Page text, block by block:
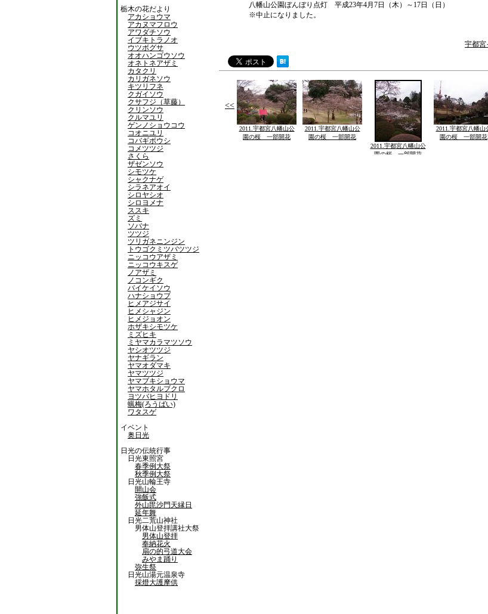
栃木の花だより
アカショウマ
アカヌマフロウ
アワダチソウ
イブキトラノオ
ウツボグサ
オオハンゴウソウ
オネトネアザミ
カタクリ
カリガネソウ
キツリフネ
クガイソウ
クサフジ（草藤）
クリンソウ
クルマユリ
ゲンノショウコウ
コオニユリ
コバギボウシ
コメツツジ
さくら
ザゼンソウ
シモツケ
シャクナゲ
シラネアオイ
シロヤシオ
シロヨメナ
ススキ
ズミ
ソバナ
ツツジ
ツリガネニンジン
トウゴクミツバツツジ
ニッコウアザミ
ニッコウキスゲ
ノアザミ
ノコンギク
バイケイソウ
ハナショウブ
ヒメアジサイ
ヒメシャジン
ヒメジョオン
ホザキシモツケ
ミズヒキ
ミヤマカラマツソウ
ヤシオツツジ
ヤナギラン
ヤマオダマキ
ヤマツツジ
ヤマブキショウマ
ヤマホタルブクロ
ヨツバヒヨドリ
蝋梅(ろうばい)
ワタスゲ
イベント
奥日光
日光の伝統行事
日光東照宮
春季例大祭
秋季例大祭
日光山輪王寺
開山会
強飯式
外山毘沙門天縁日
延年舞
日光二荒山神社
男体山登拝講社大祭
男体山登拝
奉納花火
扇の的弓道大会
みやま踊り
弥生祭
日光山湯元温泉寺
採燈大護摩供
八幡山公園ぼんぼり点灯 平成23年4月7日（木）～17日（日）
※中止になりました。
宇都宮
<<
2011.宇都宮八幡山公
園の桜 一部開花
2011.宇都宮八幡山公
園の桜 一部開花
2011.宇都宮八幡山公
園の桜 一部開花
2011.宇都宮八幡山
園の桜 一部開花